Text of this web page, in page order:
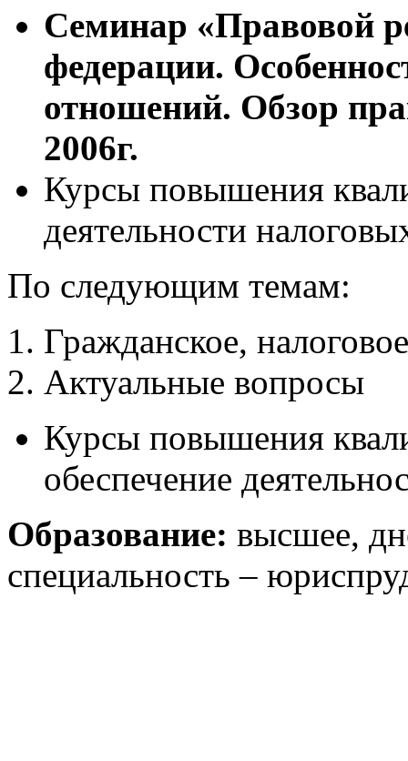
Семинар «Правовой
федерации.
отношений. Обзор
2006г.
Курсы повышения
деятельности
По следующим темам:
Гражданское,
Актуальные вопросы
Курсы повышения
обеспечение
Образование: высшее,
специальность –